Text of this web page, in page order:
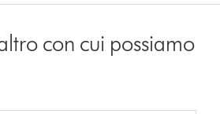
con cui possiamo